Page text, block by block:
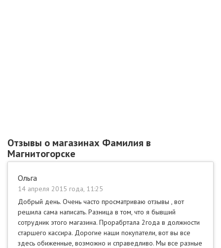
Отзывы о магазинах Фамилия в
Магнитогорске
Ольга
14 апреля 2015 года, 11:25
Добрый день. Очень часто просматриваю отзывы , вот
решила сама написать. Разница в том, что я бывший
сотрудник этого магазина. Прорабртала 2года в должности
старшего кассира. Дорогие наши покупатели, вот вы все
здесь обиженные, возможно и справедливо. Мы все разные